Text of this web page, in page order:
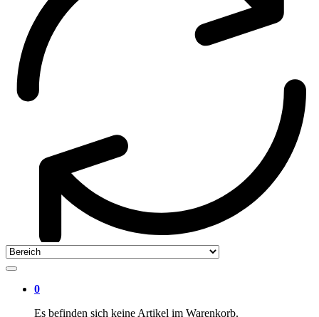
0
Es befinden sich keine Artikel im Warenkorb.